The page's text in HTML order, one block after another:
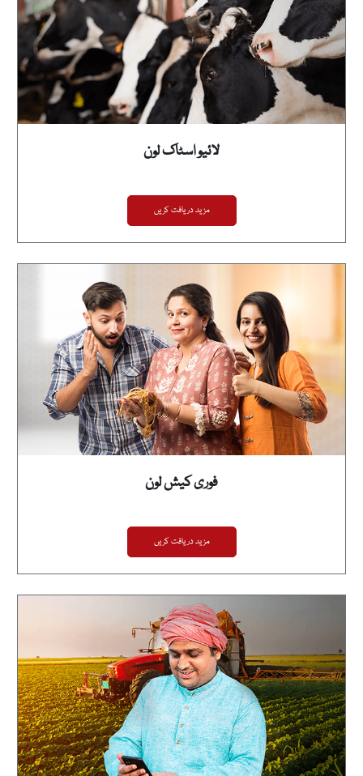
لائیو اسٹاک لون
مزید دریافت کریں
فوری کیش لون
مزید دریافت کریں